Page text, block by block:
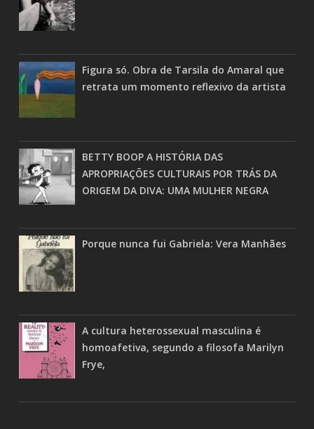
Figura só. Obra de Tarsila do Amaral que
retrata um momento reflexivo da artista
BETTY BOOP A HISTÓRIA DAS
APROPRIAÇÕES CULTURAIS POR TRÁS DA
ORIGEM DA DIVA: UMA MULHER NEGRA
Porque nunca fui Gabriela: Vera Manhães
A cultura heterossexual masculina é
homoafetiva, segundo a filosofa Marilyn
Frye,